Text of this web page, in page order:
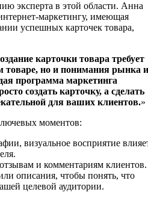
эксперта в этой области. Анна
маркетингу, имеющая
успешных карточек товара,
карточки товара требует
товаре, но и понимания рынка и
программа маркетинга
создать карточку, а сделать
для ваших клиентов.»
моментов:
визуальное восприятие
и комментариям клиентов.
описания, чтобы понять, что
целевой аудитории.